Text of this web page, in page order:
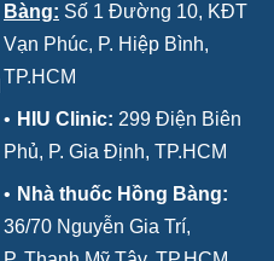
Bàng: Số 1 Đường 10, KĐT
Vạn Phúc, P. Hiệp Bình,
TP.HCM
• HIU Clinic: 299 Điện Biên
Phủ, P. Gia Định, TP.HCM
• Nhà thuốc Hồng Bàng:
36/70 Nguyễn Gia Trí,